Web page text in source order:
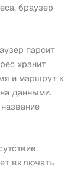
браузер
парсит
хранит
и маршрут к
данными.
включать